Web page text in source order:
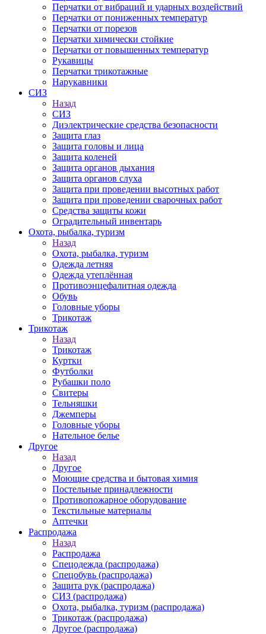
Перчатки от вибраций и ударных воздействий
Перчатки от пониженных температур
Перчатки от порезов
Перчатки химически стойкие
Перчатки от повышенных температур
Рукавицы
Перчатки трикотажные
Нарукавники
СИЗ
Назад
СИЗ
Диэлектрические средства безопасности
Защита глаз
Защита головы и лица
Защита коленей
Защита органов дыхания
Защита органов слуха
Защита при проведении высотных работ
Защита при проведении сварочных работ
Средства защиты кожи
Оградительный инвентарь
Охота, рыбалка, туризм
Назад
Охота, рыбалка, туризм
Одежда летняя
Одежда утеплённая
Противоэнцефалитная одежда
Обувь
Головные уборы
Трикотаж
Трикотаж
Назад
Трикотаж
Куртки
Футболки
Рубашки поло
Свитеры
Тельняшки
Джемперы
Головные уборы
Нательное белье
Другое
Назад
Другое
Моющие средства и бытовая химия
Постельные принадлежности
Противопожарное оборудование
Текстильные материалы
Аптечки
Распродажа
Назад
Распродажа
Спецодежда (распродажа)
Спецобувь (распродажа)
Защита рук (распродажа)
СИЗ (распродажа)
Охота, рыбалка, туризм (распродажа)
Трикотаж (распродажа)
Другое (распродажа)